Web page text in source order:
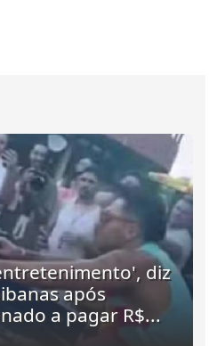
diz
após
a pagar R$...